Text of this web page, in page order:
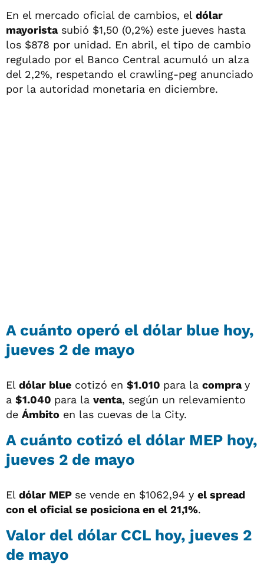
En el mercado oficial de cambios, el dólar
mayoristasubió $1,50 (0,2%) este jueves hasta
los $878 por unidad. En abril, el tipo de cambio
regulado por el Banco Central acumuló un alza
del 2,2%, respetando el crawling-peg anunciado
por la autoridad monetaria en diciembre.
A cuánto operó el dólar blue hoy,
jueves 2 de mayo
El dólar blue cotizó en $1.010 para la compray
a $1.040 para la venta, según un relevamiento
de Ámbito en las cuevas de la City.
A cuánto cotizó el dólar MEP hoy,
jueves 2 de mayo
El dólar MEP se vende en $1062,94 y el spread
con el oficial se posiciona en el 21,1%.
Valor del dólar CCL hoy, jueves 2
de mayo